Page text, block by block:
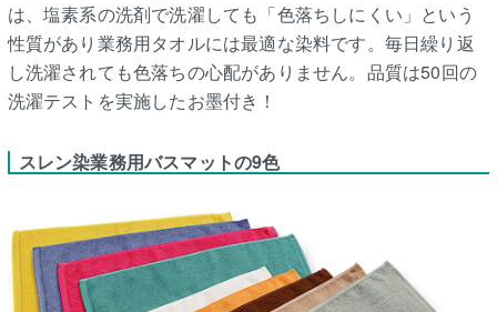
は、塩素系の洗剤で洗濯しても「色落ちしにくい」という
性質があり業務用タオルには最適な染料です。毎日繰り返
し洗濯されても色落ちの心配がありません。品質は50回の
洗濯テストを実施したお墨付き！
スレン染業務用バスマットの9色